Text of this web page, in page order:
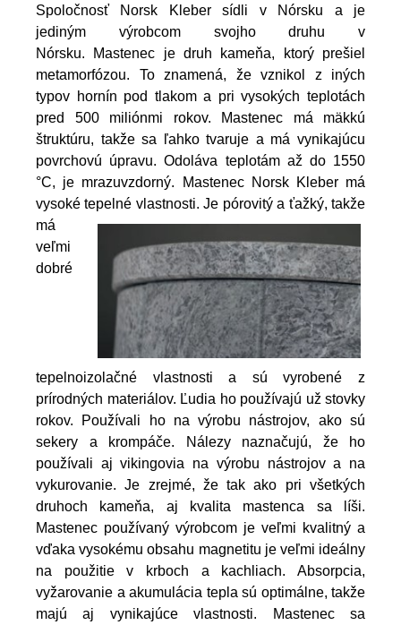
Spoločnosť Norsk Kleber sídli v Nórsku a je
jediným výrobcom svojho druhu v
Nórsku. Mastenec je druh kameňa, ktorý prešiel
metamorfózou. To znamená, že vznikol z iných
typov hornín pod tlakom a pri vysokých teplotách
pred 500 miliónmi rokov. Mastenec má mäkkú
štruktúru, takže sa ľahko tvaruje a má vynikajúcu
povrchovú úpravu. Odoláva teplotám až do 1550
°C, je mrazuvzdorný. Mastenec Norsk Kleber má
vysoké tepelné vlastnosti. Je pórovitý a ťažký, takže
má
veľmi
dobré
tepelnoizolačné vlastnosti a sú vyrobené z
prírodných materiálov. Ľudia ho používajú už stovky
rokov. Používali ho na výrobu nástrojov, ako sú
sekery a krompáče. Nálezy naznačujú, že ho
používali aj vikingovia na výrobu nástrojov a na
vykurovanie. Je zrejmé, že tak ako pri všetkých
druhoch kameňa, aj kvalita mastenca sa líši.
Mastenec používaný výrobcom je veľmi kvalitný a
vďaka vysokému obsahu magnetitu je veľmi ideálny
na použitie v krboch a kachliach. Absorpcia,
vyžarovanie a akumulácia tepla sú optimálne, takže
majú aj vynikajúce vlastnosti.
Mastenec sa